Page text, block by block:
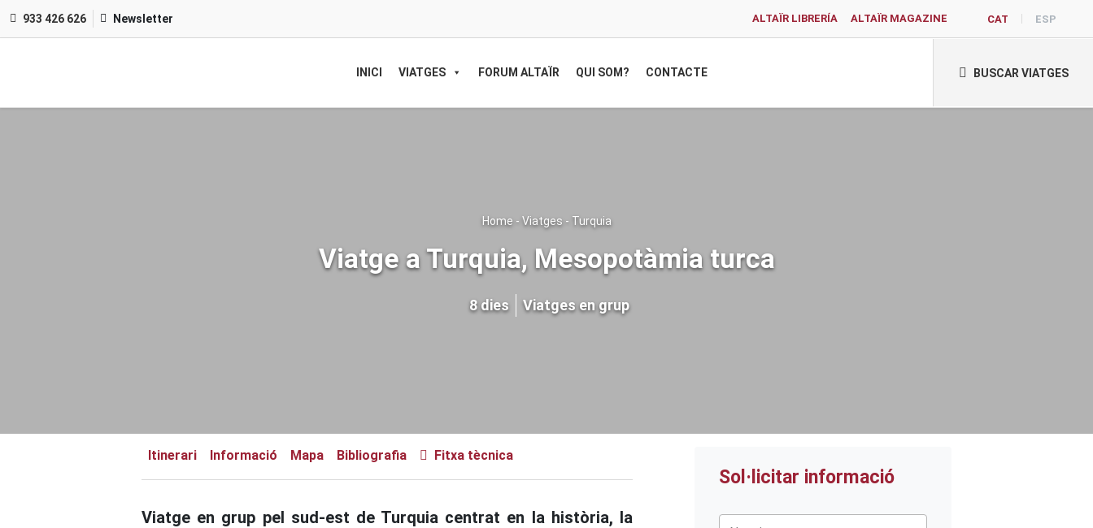
933 426 626 Newsletter ALTAÏR LIBRERÍA ALTAÏR MAGAZINE CAT ESP
INICI VIATGES FORUM ALTAÏR QUI SOM? CONTACTE BUSCAR VIATGES
Home - Viatges - Turquia
Viatge a Turquia, Mesopotàmia turca
8 dies Viatges en grup
Itinerari Informació Mapa Bibliografia Fitxa tècnica
Viatge en grup pel sud-est de Turquia centrat en la història, la
Sol·licitar informació